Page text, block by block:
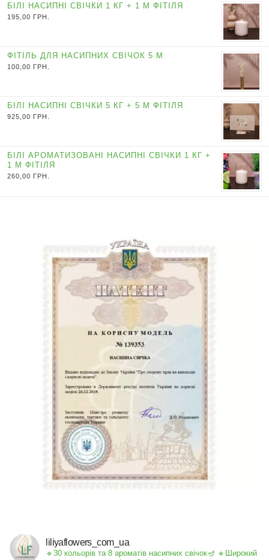
БІЛІ НАСИПНІ СВІЧКИ 1 КГ + 1 М ФІТІЛЯ
195,00 ГРН.
ФІТІЛЬ ДЛЯ НАСИПНИХ СВІЧОК 5 М
100,00 ГРН.
БІЛІ НАСИПНІ СВІЧКИ 5 КГ + 5 М ФІТІЛЯ
925,00 ГРН.
БІЛІ АРОМАТИЗОВАНІ НАСИПНІ СВІЧКИ 1 КГ +
1 М ФІТІЛЯ
260,00 ГРН.
liliyaflowers_com_ua
🔹30 кольорів та 8 ароматів насипних свічок🪔 🔹Широкий